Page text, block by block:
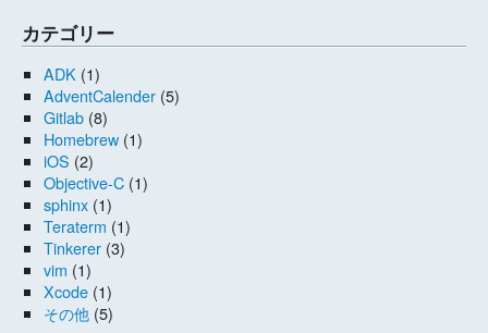
カテゴリー
ADK (1)
AdventCalender (5)
Gitlab (8)
Homebrew (1)
iOS (2)
Objective-C (1)
sphinx (1)
Teraterm (1)
Tinkerer (3)
vim (1)
Xcode (1)
その他 (5)